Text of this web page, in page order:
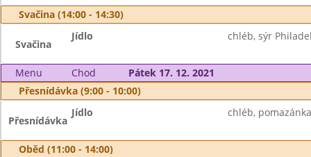
Svačina (14:00 - 14:30)
Svačina
Jídlo chléb, sýr
Menu Chod
Pátek 17. 12. 2021
Přesnídávka (9:00 - 10:00)
Přesnídávka
Jídlo chléb,
Oběd (11:00 - 14:00)